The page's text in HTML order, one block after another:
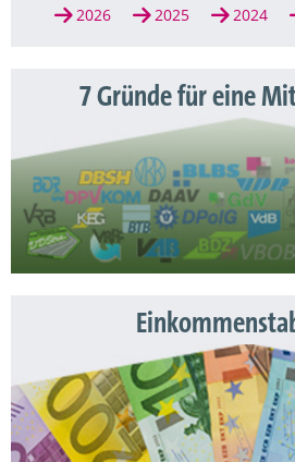
2026 2025 2024
7 Gründe für eine